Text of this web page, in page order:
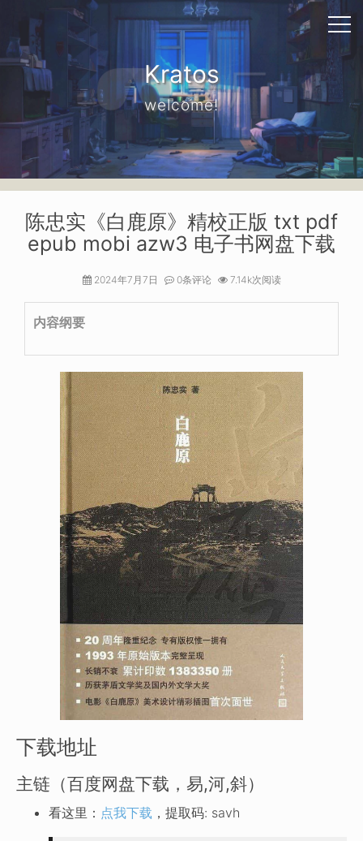
Kratos
welcome!
陈忠实《白鹿原》精校正版 txt pdf
epub mobi azw3 电子书网盘下载
2024年7月7日 0条评论 7.14k次阅读
内容纲要
下载地址
主链（百度网盘下载，易,河,斜）
看这里： 点我下载 ，提取码: savh